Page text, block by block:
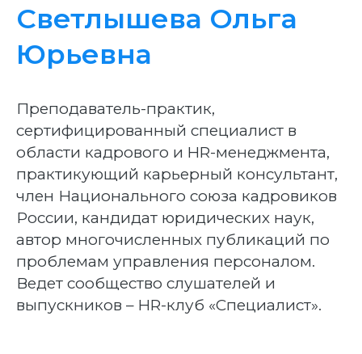
Светлышева Ольга
Юрьевна
Преподаватель-практик,
сертифицированный специалист в
области кадрового и HR-менеджмента,
практикующий карьерный консультант,
член Национального союза кадровиков
России, кандидат юридических наук,
автор многочисленных публикаций по
проблемам управления персоналом.
Ведет сообщество слушателей и
выпускников – HR-клуб «Специалист».